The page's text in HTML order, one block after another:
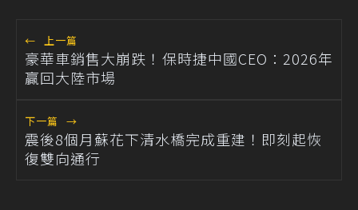
← 上一篇
豪華車銷售大崩跌！保時捷中國CEO：2026年
贏回大陸市場
下一篇 →
震後8個月蘇花下清水橋完成重建！即刻起恢
復雙向通行